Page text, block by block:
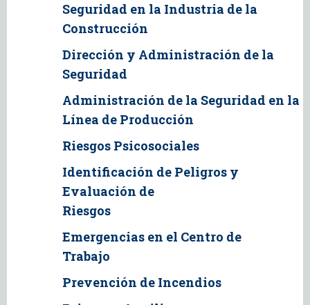
Seguridad en la Industria de la
Construcción
Dirección y Administración de la
Seguridad
Administración de la Seguridad en la
Línea de Producción
Riesgos Psicosociales
Identificación de Peligros y
Evaluación de
Riesgos
Emergencias en el Centro de
Trabajo
Prevención de Incendios